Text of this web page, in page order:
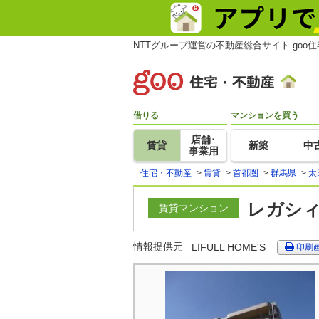
NTTグループ運営の不動産総合サイト goo
借りる
賃貸
店舗･
事業用
マンションを買う
新築 中
住宅・不動産 > 賃貸 > 首都圏 > 群馬県 > 太
賃貸マンション レガシ
情報提供元 LIFULL HOME'S 印刷